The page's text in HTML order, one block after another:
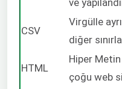
CSV
Virgülle
diğer
HTML
Hiper
çoğu web